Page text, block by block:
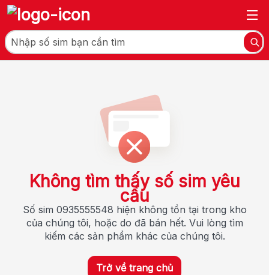
Không tìm thấy số sim yêu
cầu
Số sim 0935555548 hiện không tồn tại trong kho
của chúng tôi, hoặc do đã bán hết. Vui lòng tìm
kiếm các sản phẩm khác của chúng tôi.
Trở về trang chủ